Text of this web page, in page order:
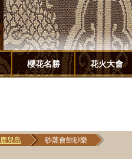
櫻花名勝 花火大會
鹿兒島 砂蒸會館砂樂